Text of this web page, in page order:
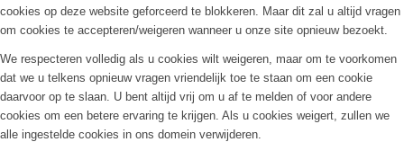
cookies op deze website geforceerd te blokkeren. Maar dit zal u altijd vragen
om cookies te accepteren/weigeren wanneer u onze site opnieuw bezoekt.
We respecteren volledig als u cookies wilt weigeren, maar om te voorkomen
dat we u telkens opnieuw vragen vriendelijk toe te staan om een cookie
daarvoor op te slaan. U bent altijd vrij om u af te melden of voor andere
cookies om een betere ervaring te krijgen. Als u cookies weigert, zullen we
alle ingestelde cookies in ons domein verwijderen.